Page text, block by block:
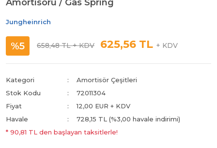
Amortisörü / Gas Spring
Jungheinrich
%5 658,48 TL+ KDV 625,56 TL + KDV
Kategori
Amortisör Çeşitleri
Stok Kodu
72011304
Fiyat
12,00 EUR + KDV
Havale
728,15 TL (%3,00 havale indirimi)
* 90,81 TL den başlayan taksitlerle!